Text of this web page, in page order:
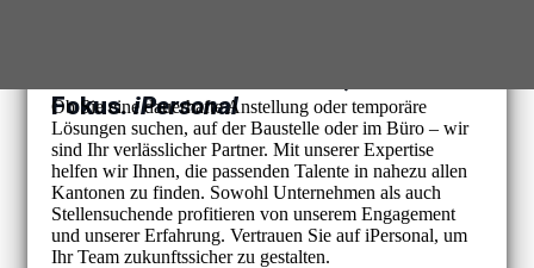
Fokus.iPersonal
Ob Sie eine dauerhafte Anstellung oder temporäre
Lösungen suchen, auf der Baustelle oder im Büro – wir
sind Ihr verlässlicher Partner. Mit unserer Expertise
helfen wir Ihnen, die passenden Talente in nahezu allen
Kantonen zu finden. Sowohl Unternehmen als auch
Stellensuchende profitieren von unserem Engagement
und unserer Erfahrung. Vertrauen Sie auf iPersonal, um
Ihr Team zukunftssicher zu gestalten.